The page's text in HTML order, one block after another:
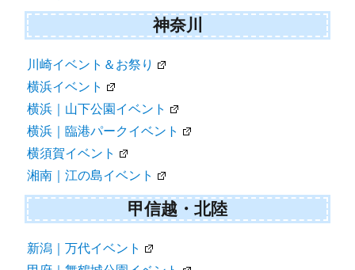
神奈川
川崎イベント＆お祭り
横浜イベント
横浜｜山下公園イベント
横浜｜臨港パークイベント
横須賀イベント
湘南｜江の島イベント
甲信越・北陸
新潟｜万代イベント